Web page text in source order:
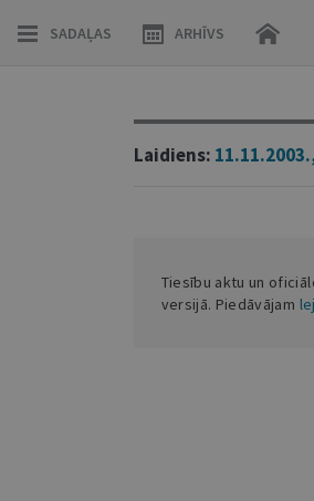
SADAĻAS ARHĪVS
Laidiens:
Tiesību aktu un
versijā. Piedāvājam